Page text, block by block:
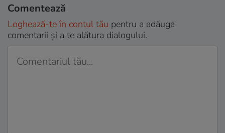
Comentează
Loghează-te în contul tău pentru a adăuga
comentarii și a te alătura dialogului.